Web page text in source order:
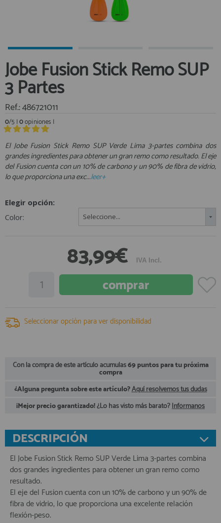
Libros
Mantenimiento y Limpieza
Motores
Navegacion
Neveras y Termos
Seguridad
Vela y Maniobra
Tiempo Libre
INFORMACION
910 60 71 03
HORARIO de TIENDA:
910 51 49 87 Whatsapp
info@francobordo.com
Al crear una cuenta en francobordo.com podrás realizar tus
registro cliente
Área profesionales
Regístrate y aprovecha los descuentos y ventajas de ser
Únete ya a los mas de de 500 Profesionales de la Náutica
Jobe Fusion Stick Remo SUP
3 Partes
Ref.: 486721011
0/5 |0opiniones |
El Jobe Fusion Stick Remo SUP Verde Lima 3-partes combina dos
grandes ingredientes para obtener un gran remo como resultado. El eje
del Fusion cuenta con un 10% de carbono y un 90% de fibra de vidrio,
lo que proporciona una exc...leer+
Elegir opción:
Color:
Seleccione...
83,99€ IVA Incl.
Seleccionar opción para ver disponibilidad
Con la compra de este artículo acumulas69 puntos para tu próxima
compra
¿Alguna pregunta sobre este artículo?Aquí resolvemos tus dudas
¡Mejor precio garantizado!¿Lo has visto más barato?Infórmanos
DESCRIPCIÓN
El Jobe Fusion Stick Remo SUP Verde Lima 3-partes combina
dos grandes ingredientes para obtener un gran remo como
resultado.
El eje del Fusion cuenta con un 10% de carbono y un 90% de
fibra de vidrio, lo que proporciona una excelente relación
flexión-peso.